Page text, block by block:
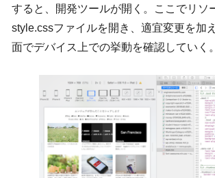
すると、開発ツールが開く。ここでリソ
style.cssファイルを開き、適宜変更を加
面でデバイス上での挙動を確認していく。